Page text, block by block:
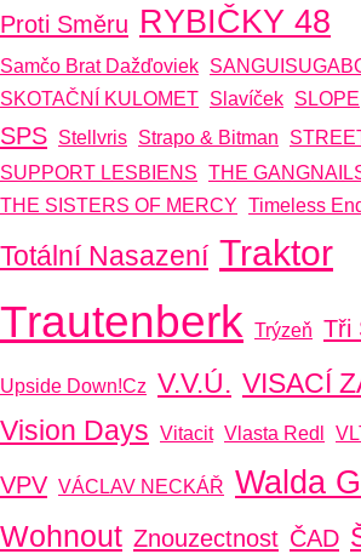
Proti Směru RYBIČKY 48
Samčo Brat Dažďoviek
SKOTAČNÍ KULOMET Slavíček SLOPE
SPS Stellvris Strapo & Bitman
SUPPORT LESBIENS THE
THE SISTERS OF MERCY Timeless
Totální Nasazení Traktor
Trautenberk Trýzeň Tři
Upside Down!cz V.V.Ú. VISACÍ
Vision Days Vitacit Vlasta Redl
VPV VÁCLAV NECKÁŘ Walda
Wohnout Znouzectnost ČAD